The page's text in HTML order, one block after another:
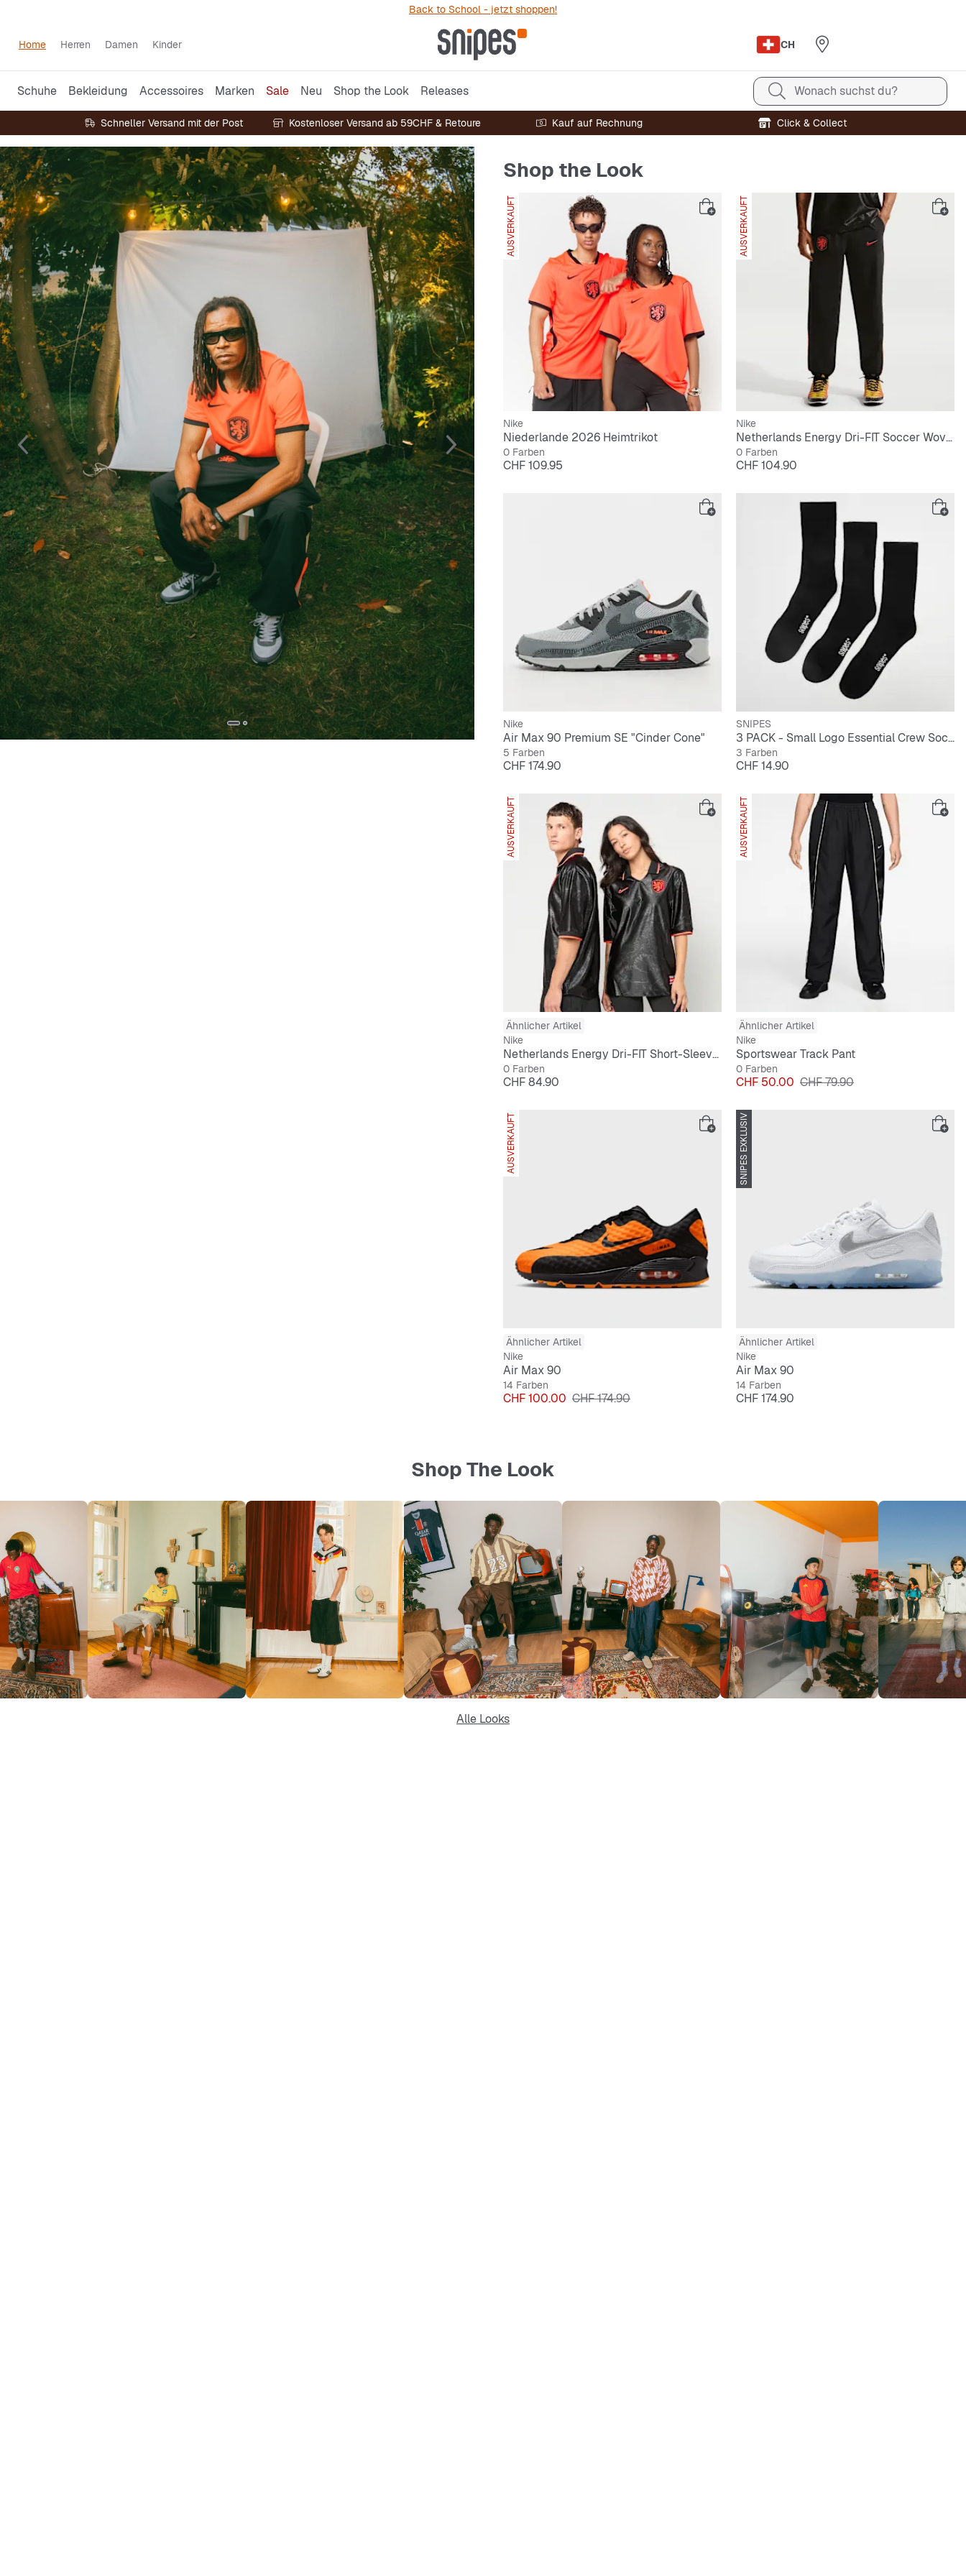
Back to School - jetzt shoppen!
Home Herren Damen Kinder CH
Schuhe Bekleidung Accessoires Marken Sale Neu Shop the Look Releases Wonach suchst du?
Schneller Versand mit der Post Kostenloser Versand ab 59CHF & Retoure Kauf auf Rechnung Click & Collect
Shop the Look
AUSVERKAUFT
Nike
Niederlande 2026 Heimtrikot
0 Farben
Preis
CHF 109.95
AUSVERKAUFT
Nike
Netherlands Energy Dri-FIT Soccer Woven Pants
0 Farben
Preis
CHF 104.90
Nike
Air Max 90 Premium SE "Cinder Cone"
5 Farben
Preis
CHF 174.90
SNIPES
3 PACK - Small Logo Essential Crew Socks
3 Farben
Preis
CHF 14.90
AUSVERKAUFT
Ähnlicher Artikel
Nike
Netherlands Energy Dri-FIT Short-Sleeve Soccer Top
0 Farben
Preis
CHF 84.90
AUSVERKAUFT
Ähnlicher Artikel
Nike
Sportswear Track Pant
0 Farben
Preis
CHF 50.00 Originalpreis
CHF 79.90
AUSVERKAUFT
Ähnlicher Artikel
Nike
Air Max 90
14 Farben
Preis
CHF 100.00 Originalpreis
CHF 174.90
SNIPES EXKLUSIV
Ähnlicher Artikel
Nike
Air Max 90
14 Farben
Preis
CHF 174.90
Shop The Look
Alle Looks